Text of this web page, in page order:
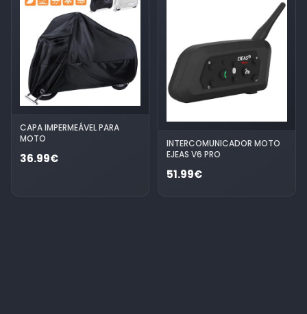
CAPA IMPERMEÁVEL PARA
MOTO
36.99€
INTERCOMUNICADOR MOTO
EJEAS V6 PRO
51.99€